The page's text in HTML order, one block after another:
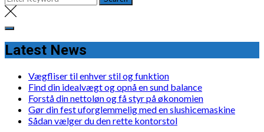
Latest News
Vægfliser til enhver stil og funktion
Find din idealvægt og opnå en sund balance
Forstå din nettoløn og få styr på økonomien
Gør din fest uforglemmelig med en slushicemaskine
Sådan vælger du den rette kontorstol